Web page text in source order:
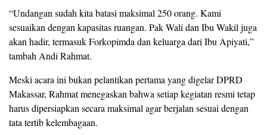
“Undangan sudah kita batasi maksimal 250 orang. Kami
sesuaikan dengan kapasitas ruangan. Pak Wali dan Ibu Wakil juga
akan hadir, termasuk Forkopimda dan keluarga dari Ibu Apiyati,”
tambah Andi Rahmat.
Meski acara ini bukan pelantikan pertama yang digelar DPRD
Makassar, Rahmat menegaskan bahwa setiap kegiatan resmi tetap
harus dipersiapkan secara maksimal agar berjalan sesuai dengan
tata tertib kelembagaan.